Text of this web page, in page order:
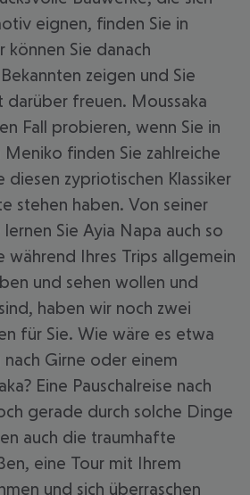
eignen, finden Sie in
können Sie danach
zeigen und Sie
darüber freuen. Moussaka
Fall probieren, wenn Sie in
finden Sie zahlreiche
diesen zypriotischen Klassiker
stehen haben. Von seiner
lernen Sie Ayia Napa auch so
während Ihres Trips allgemein
und sehen wollen und
haben wir noch zwei
für Sie. Wie wäre es etwa
Girne oder einem
Eine Pauschalreise nach
gerade durch solche Dinge
auch die traumhafte
eine Tour mit Ihrem
und sich überraschen